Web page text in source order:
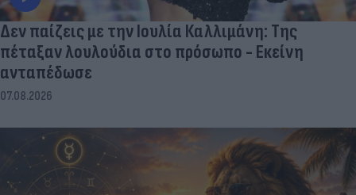
Δεν παίζεις με την Ιουλία Καλλιμάνη: Της
πέταξαν λουλούδια στο πρόσωπο - Εκείνη
ανταπέδωσε
07.08.2026